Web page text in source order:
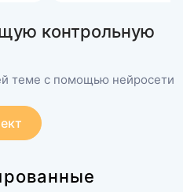
контрольную
теме с помощью нейросети